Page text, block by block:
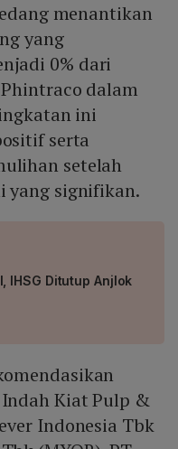
menantikan
yang
0% dari
dalam
ini
serta
setelah
yang signifikan.
IHSG Ditutup Anjlok
Kiat Pulp &
Indonesia Tbk